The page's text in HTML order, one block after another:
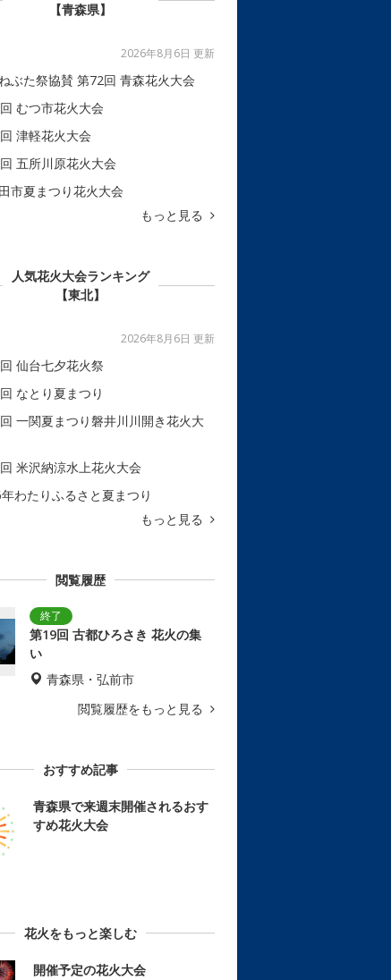
【青森県】
2026年8月6日 更新
ぶた祭協賛 第72回 青森花火大会
むつ市花火大会
津軽花火大会
五所川原花火大会
市夏まつり花火大会
もっと見る
人気花火大会ランキング
【東北】
2026年8月6日 更新
仙台七夕花火祭
なとり夏まつり
一関夏まつり磐井川川開き花火大
米沢納涼水上花火大会
わたりふるさと夏まつり
もっと見る
閲覧履歴
第19回 古都ひろさき 花火の集
い
青森県・弘前市
閲覧履歴をもっと見る
おすすめ記事
青森県で来週末開催されるおす
すめ花火大会
花火をもっと楽しむ
開催予定の花火大会